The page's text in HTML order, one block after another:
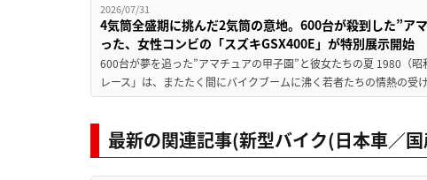
2026/07/31
4気筒全盛期に挑んだ2気筒の意地。600台が殺到した”ア
った、女性コンビの「スズキGSX400E」が特別展示開始
600台が夢を追った”アマチュアの甲子園”と彼女たちの夏 1980（
レース」は、またたく間にバイクブームに沸く若者たちの情熱の
最新の関連記事(新型バイク(日本車／